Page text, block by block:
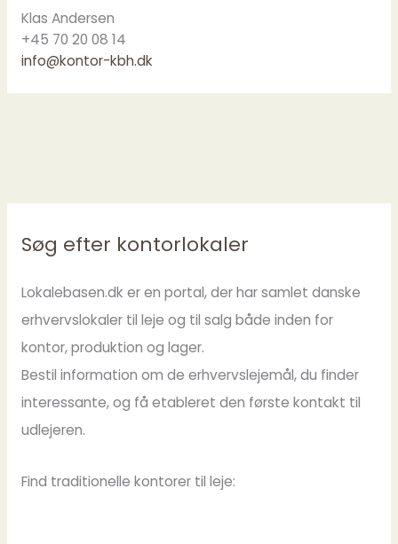
Klas Andersen
+45 70 20 08 14
info@kontor-kbh.dk
Søg efter kontorlokaler
Lokalebasen.dk er en portal, der har samlet danske
erhvervslokaler til leje og til salg både inden for
kontor, produktion og lager.
Bestil information om de erhvervslejemål, du finder
interessante, og få etableret den første kontakt til
udlejeren.
Find traditionelle kontorer til leje: